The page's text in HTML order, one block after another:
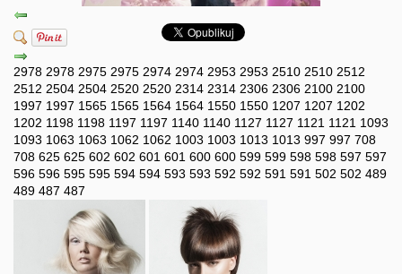
2978 2978 2975 2975 2974 2974 2953 2953 2510 2510 2512
2512 2504 2504 2520 2520 2314 2314 2306 2306 2100 2100
1997 1997 1565 1565 1564 1564 1550 1550 1207 1207 1202
1202 1198 1198 1197 1197 1140 1140 1127 1127 1121 1121 1093
1093 1063 1063 1062 1062 1003 1003 1013 1013 997 997 708
708 625 625 602 602 601 601 600 600 599 599 598 598 597 597
596 596 595 595 594 594 593 593 592 592 591 591 502 502 489
489 487 487